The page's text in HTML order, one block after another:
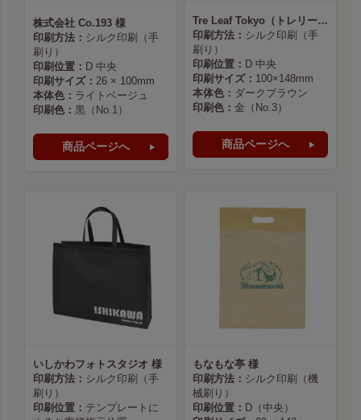
株式会社 Co.193 様
印刷方法： シルク印刷（手
刷り）
印刷位置： D 中央
印刷サイズ： 26 × 100mm
本体色： ライトベージュ
印刷色： 黒（No.1）
商品ページへ
Tre Leaf Tokyo（トレリーフ東京） 様
印刷方法： シルク印刷（手
刷り）
印刷位置： D 中央
印刷サイズ： 100×148mm
本体色： ダークブラウン
印刷色： 金（No.3）
商品ページへ
いしかわフォトスタジオ 様
印刷方法： シルク印刷（手
刷り）
印刷位置： テンプレートに
もなもな亭 様
印刷方法： シルク印刷（機
械刷り）
印刷位置： D（中央）